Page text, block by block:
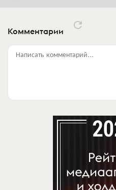
Комментарии
Написать комментарий...